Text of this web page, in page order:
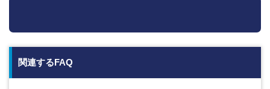
関連するFAQ